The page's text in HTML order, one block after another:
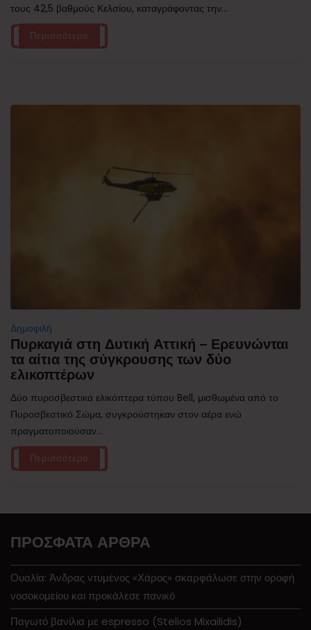
τους 42,5 βαθμούς Κελσίου, καταγράφοντας την...
Περισσότερα
Δημοφιλή
Πυρκαγιά στη Δυτική Αττική – Ερευνώνται
τα αίτια της σύγκρουσης των δύο
ελικοπτέρων
Δύο πυροσβεστικά ελικόπτερα τύπου Bell, μισθωμένα από το
Πυροσβεστικό Σώμα, συγκρούστηκαν στον αέρα ενώ
πραγματοποιούσαν...
Περισσότερα
ΠΡΌΣΦΑΤΑ ΆΡΘΡΑ
Ουαλία: Άνδρας ντυμένος «Χάρος» σκαρφάλωσε στην οροφή
νοσοκομείου και προκάλεσε πανικό
Παγωτό βανίλια με espresso (Stelios Mixailidis)